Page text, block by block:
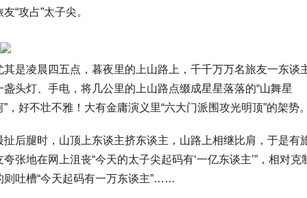
友“攻占”太子尖。
其是凌晨四五点，暮夜里的上山路上，千千万万名旅友一东谈
盏头灯、手电，将几公里的上山路点缀成星星落落的“山舞星
”，好不壮不雅！大有金庸演义里“六大门派围攻光明顶”的架势
扯后腿时，山顶上东谈主挤东谈主，山路上相继比肩，于是有
夸张地在网上沮丧“今天的太子尖起码有‘一亿东谈主’”，相对克
则吐槽“今天起码有一万东谈主”……